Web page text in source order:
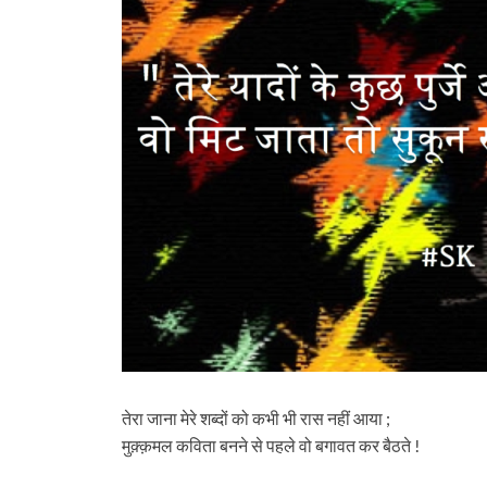
तेरा जाना मेरे शब्दों को कभी भी रास नहीं आया ;
मुक़्क़मल कविता बनने से पहले वो बगावत कर बैठते !